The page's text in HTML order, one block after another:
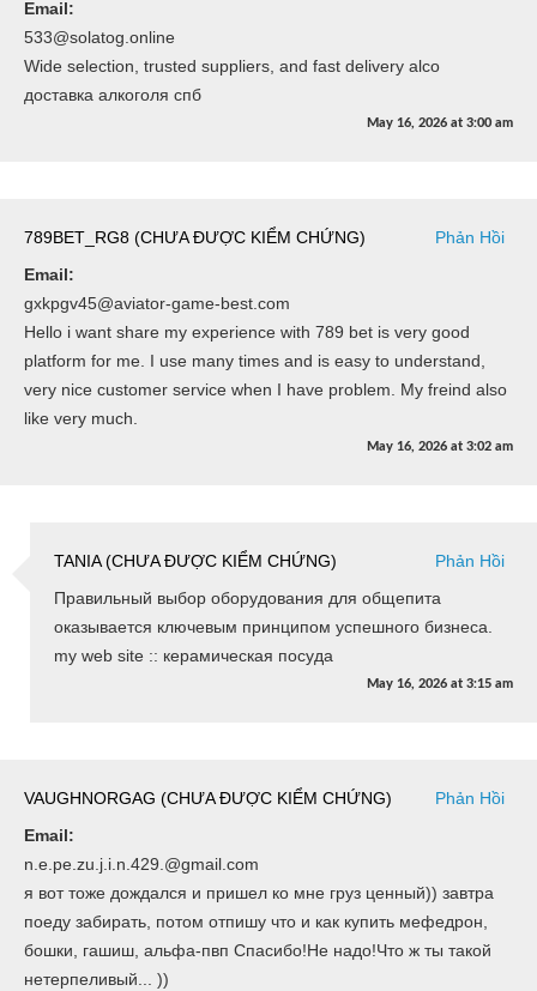
Email:
533@solatog.online
Wide selection, trusted suppliers, and fast delivery alco
доставка алкоголя спб
May 16, 2026 at 3:00 am
789BET_RG8 (CHƯA ĐƯỢC KIỂM CHỨNG)
Phản Hồi
Email:
gxkpgv45@aviator-game-best.com
Hello i want share my experience with 789 bet is very good
platform for me. I use many times and is easy to understand,
very nice customer service when I have problem. My freind also
like very much.
May 16, 2026 at 3:02 am
TANIA (CHƯA ĐƯỢC KIỂM CHỨNG)
Phản Hồi
Правильный выбор оборудования для общепита
оказывается ключевым принципом успешного бизнеса.
my web site :: керамическая посуда
May 16, 2026 at 3:15 am
VAUGHNORGAG (CHƯA ĐƯỢC KIỂM CHỨNG)
Phản Hồi
Email:
n.e.pe.zu.j.i.n.429.@gmail.com
я вот тоже дождался и пришел ко мне груз ценный)) завтра
поеду забирать, потом отпишу что и как купить мефедрон,
бошки, гашиш, альфа-пвп Спасибо!Не надо!Что ж ты такой
нетерпеливый... ))